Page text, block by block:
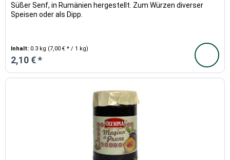
Süßer Senf, in Rumänien hergestellt. Zum Würzen diverser
Speisen oder als Dipp.
Inhalt: 0.3 kg (7,00 € * / 1 kg)
2,10 € *